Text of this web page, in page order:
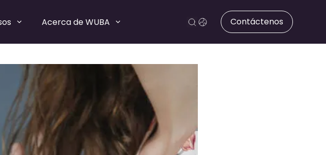
Acerca de WUBA Contáctenos